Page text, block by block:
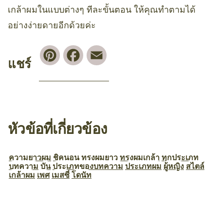
เกล้าผมในแบบต่างๆ ทีละขั้นตอน ให้คุณทำตามได้
อย่างง่ายดายอีกด้วยค่ะ
แชร์
PinterestFacebook
หัวข้อที่เกี่ยวข้อง
ความยาวผม ชิคนอน ทรงผมยาว ทรงผมเกล้า ทุกประเภท
บทความ บัน ประเภทของบทความ ประเภทผม ผู้หญิง สไตล์
เกล้าผม เพศ เมสซี่ โดนัท